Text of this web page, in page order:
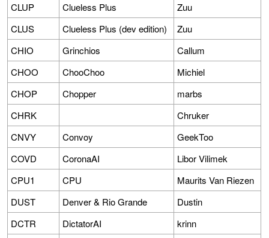
CLUP
Clueless Plus
Zuu
CLUS
Clueless Plus (dev edition)
Zuu
CHIO
Grinchios
Callum
CHOO
ChooChoo
Michiel
CHOP
Chopper
marbs
CHRK
Chruker
CNVY
Convoy
GeekToo
COVD
CoronaAI
Libor Vilimek
CPU1
CPU
Maurits Van Riezen
DUST
Denver & Rio Grande
Dustin
DCTR
DictatorAI
krinn